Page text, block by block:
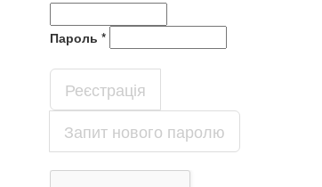
Пароль *
Реєстрація
Запит нового паролю